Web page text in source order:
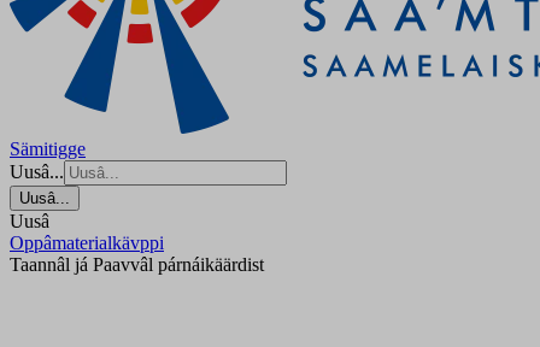
Sämitigge
Uusâ...
Uusâ...
Uusâ
Oppâmaterialkävppi
Taannâl já Paavvâl párnáikäärdist